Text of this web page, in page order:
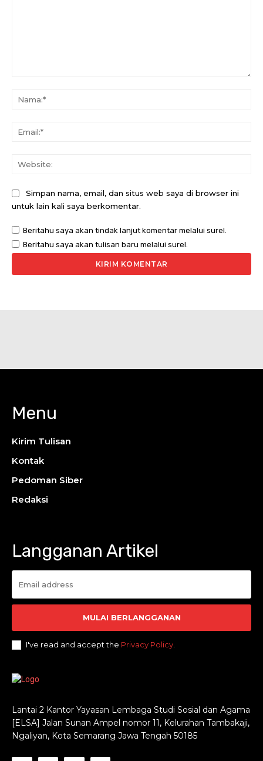
Simpan nama, email, dan situs web saya di browser ini
untuk lain kali saya berkomentar.
Beritahu saya akan tindak lanjut komentar melalui surel.
Beritahu saya akan tulisan baru melalui surel.
Lantai 2 Kantor Yayasan Lembaga Studi Sosial dan Agama
[ELSA] Jalan Sunan Ampel nomor 11, Kelurahan Tambakaji,
Ngaliyan, Kota Semarang Jawa Tengah 50185
Langganan Artikel
MULAI BERLANGGANAN
I've read and accept the Privacy Policy
Menu
Kirim Tulisan
Kontak
Pedoman Siber
Redaksi